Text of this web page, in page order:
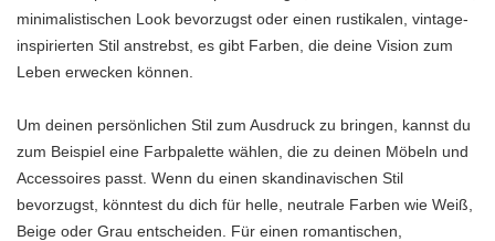
minimalistischen Look bevorzugst oder einen rustikalen, vintage-
inspirierten Stil anstrebst, es gibt Farben, die deine Vision zum
Leben erwecken können.
Um deinen persönlichen Stil zum Ausdruck zu bringen, kannst du
zum Beispiel eine Farbpalette wählen, die zu deinen Möbeln und
Accessoires passt. Wenn du einen skandinavischen Stil
bevorzugst, könntest du dich für helle, neutrale Farben wie Weiß,
Beige oder Grau entscheiden. Für einen romantischen,